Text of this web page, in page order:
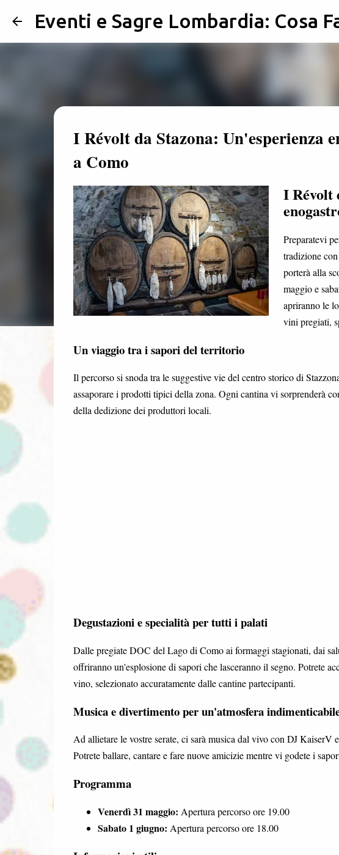
Eventi e Sagre Lombardia: Cosa
I Révolt da Stazona: Un'esperienza
a Como
I Révolt
Preparatevi
tradizione
porterà alla
maggio e
apriranno le
vini pregiati,
Un viaggio tra i sapori del territorio
Il percorso si snoda tra le suggestive vie del centro storico di
assaporare i prodotti tipici della zona. Ogni cantina vi sorprenderà
della dedizione dei produttori locali.
Degustazioni e specialità per tutti i palati
Dalle pregiate DOC del Lago di Como ai formaggi stagionati, dai
offriranno un'esplosione di sapori che lasceranno il segno. Potrete
vino, selezionato accuratamente dalle cantine partecipanti.
Musica e divertimento per un'atmosfera
Ad allietare le vostre serate, ci sarà musica dal vivo con DJ KaiserV
Potrete ballare, cantare e fare nuove amicizie mentre vi godete i
Programma
Venerdì 31 maggio: Apertura percorso ore 19.00
Sabato 1 giugno: Apertura percorso ore 18.00